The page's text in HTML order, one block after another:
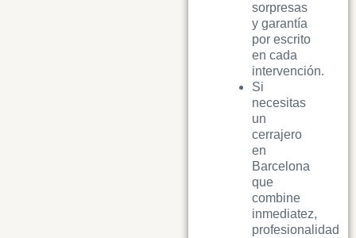
sorpresas
y garantía
por escrito
en cada
intervención.
Si
necesitas
un
cerrajero
en
Barcelona
que
combine
inmediatez,
profesionalidad